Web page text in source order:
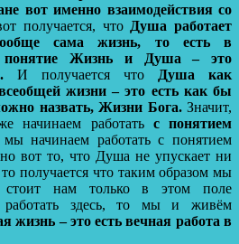
вот именно взаимодействия со
получается, что Душа работает
сама жизнь, то есть в
понятие Жизнь и Душа – это
И получается что
Душа как
жизни – это есть как бы
назвать, Жизни Бога.Значит,
начинаем работать с понятием
начинаем работать с понятием
вот то, что Душа не упускает ни
получается что таким образом мы
нам только в этом поле
работать здесь, то мы и живём
жизнь – это есть вечная работа в